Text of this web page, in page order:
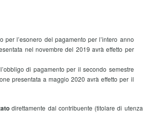
l’esonero del pagamento per l’intero anno
nel novembre del 2019 avrà effetto per
di pagamento per il secondo semestre
presentata a maggio 2020 avrà effetto per il
direttamente dal contribuente (titolare di utenza